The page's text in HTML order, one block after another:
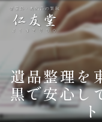
遺品整理を
黒で安心し